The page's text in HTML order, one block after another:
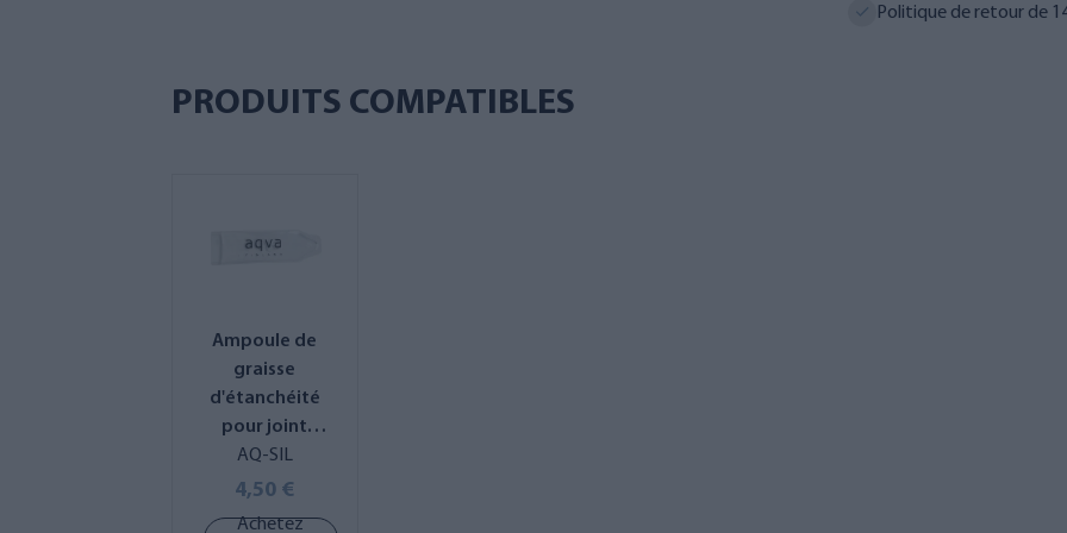
Politique de retour de
PRODUITS COMPATIBLES
Ampoule de
graisse
d'étanchéité
pour joint
torique
AQ-SIL
4,50 €
Achetez